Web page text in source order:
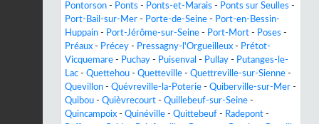
Pontorson - Ponts - Ponts-et-Marais - Ponts sur Seulles -
Port-Bail-sur-Mer - Porte-de-Seine - Port-en-Bessin-
Huppain - Port-Jérôme-sur-Seine - Port-Mort - Poses -
Préaux - Précey - Pressagny-l'Orgueilleux - Prétot-
Vicquemare - Puchay - Puisenval - Pullay - Putanges-le-
Lac - Quettehou - Quetteville - Quettreville-sur-Sienne -
Quevillon - Quévreville-la-Poterie - Quiberville-sur-Mer -
Quibou - Quièvrecourt - Quillebeuf-sur-Seine -
Quincampoix - Quinéville - Quittebeuf - Radepont -